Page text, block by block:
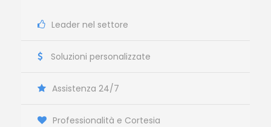
Leader nel settore
Soluzioni personalizzate
Assistenza 24/7
Professionalità e Cortesia